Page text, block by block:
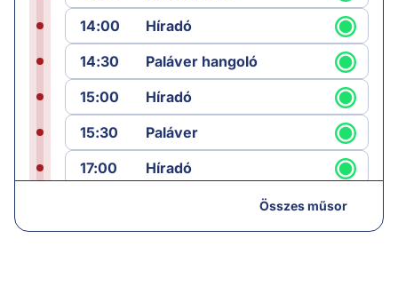
14:00
Híradó
14:30
Paláver hangoló
15:00
Híradó
15:30
Paláver
17:00
Híradó
Összes műsor